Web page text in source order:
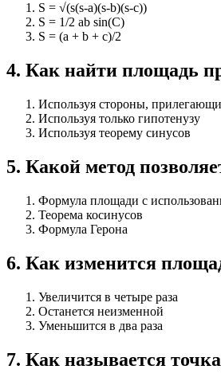
S = √(s(s-a)(s-b)(s-c))
S = 1/2 ab sin(C)
S = (a + b + c)/2
4. Как найти площадь
Используя стороны,
Используя только гипотенузу
Используя теорему синусов
5. Какой метод
Формула площади с
Теорема косинусов
Формула Герона
6. Как изменится
Увеличится в четыре раза
Останется неизменной
Уменьшится в два раза
7. Как называется